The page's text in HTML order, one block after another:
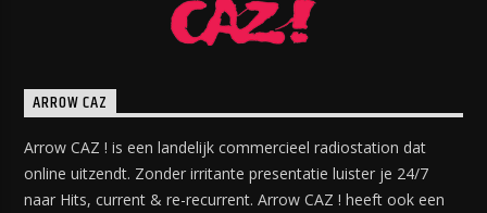
ARROW CAZ
Arrow CAZ ! is een landelijk commercieel radiostation dat
online uitzendt. Zonder irritante presentatie luister je 24/7
naar Hits, current & re-recurrent. Arrow CAZ ! heeft ook een